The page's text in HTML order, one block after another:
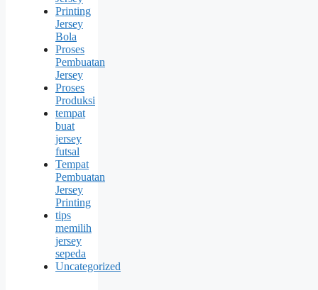
Printing
Jersey
Bola
Proses
Pembuatan
Jersey
Proses
Produksi
tempat
buat
jersey
futsal
Tempat
Pembuatan
Jersey
Printing
tips
memilih
jersey
sepeda
Uncategorized